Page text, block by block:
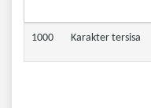
1000 Karakter tersisa